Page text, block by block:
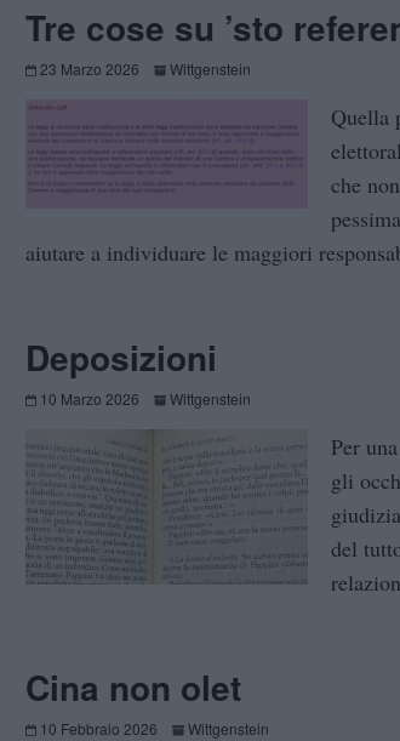
Tre cose su ’sto
23 Marzo 2026 Wittgenstein
Quella
che
aiutare a individuare le maggiori
Deposizioni
10 Marzo 2026 Wittgenstein
Per
gli
del
Cina non olet
10 Febbraio 2026 Wittgenstein